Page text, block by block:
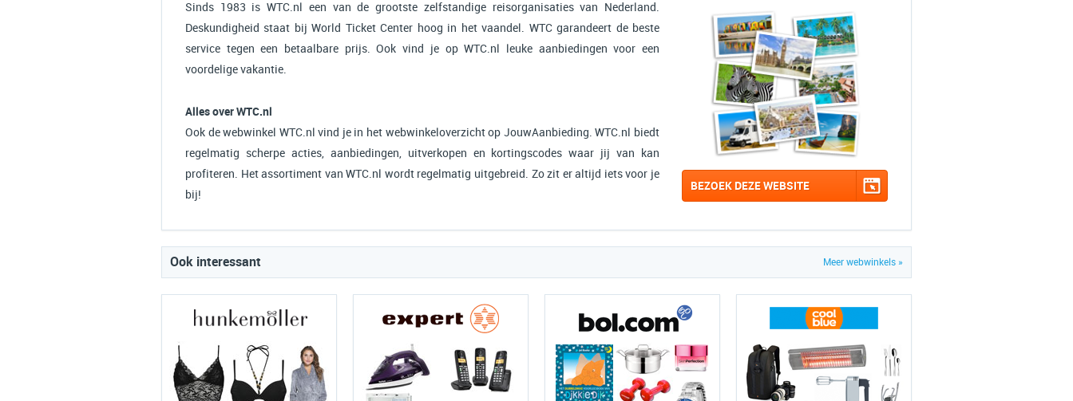
Sinds 1983 is WTC.nl een van de grootste zelfstandige reisorganisaties van Nederland.
Deskundigheid staat bij World Ticket Center hoog in het vaandel. WTC garandeert de beste
service tegen een betaalbare prijs. Ook vind je op WTC.nl leuke aanbiedingen voor een
voordelige vakantie.
Alles over WTC.nl
Ook de webwinkel WTC.nl vind je in het webwinkeloverzicht op JouwAanbieding. WTC.nl biedt
regelmatig scherpe acties, aanbiedingen, uitverkopen en kortingscodes waar jij van kan
profiteren. Het assortiment van WTC.nl wordt regelmatig uitgebreid. Zo zit er altijd iets voor je
bij!
BEZOEK DEZE WEBSITE
Meer webwinkels »
Ook interessant